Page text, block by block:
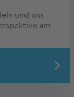
und uns
am